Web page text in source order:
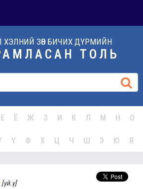
ХЭЛНИЙ ЗӨВ БИЧИХ ДҮРМИЙН
ТОЛЬ
Е Ё Ж З И К Л М Н О
Ү Ф Х Ц Ч Ш Э Ю Я
[үй.ү]